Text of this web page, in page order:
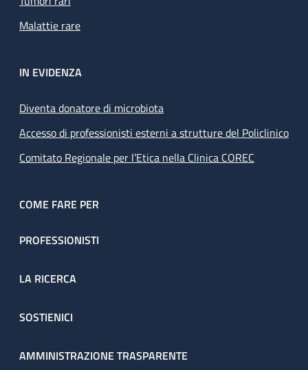
Malattie rare
IN EVIDENZA
Diventa donatore di microbiota
Accesso di professionisti esterni a strutture del Policlinico
Comitato Regionale per l’Etica nella Clinica COREC
COME FARE PER
PROFESSIONISTI
LA RICERCA
SOSTIENICI
AMMINISTRAZIONE TRASPARENTE